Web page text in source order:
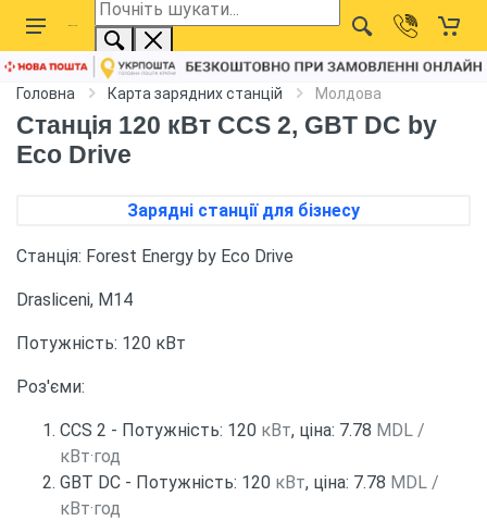
Головна Карта зарядних станцій Молдова
Станція 120 кВт CCS 2, GBT DC by
Eco Drive
Зарядні станції для бізнесу
Станція: Forest Energy by Eco Drive
Drasliceni, M14
Потужність: 120 кВт
Роз'єми:
CCS 2 - Потужність: 120 кВт, ціна: 7.78 MDL /
кВт·год
GBT DC - Потужність: 120 кВт, ціна: 7.78 MDL /
кВт·год